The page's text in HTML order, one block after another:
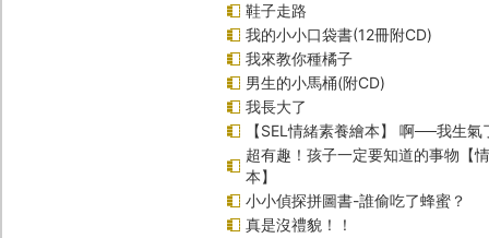
鞋子走路
我的小小口袋書(12冊附CD)
我來教你種橘子
男生的小馬桶(附CD)
我長大了
【SEL情緒素養繪本】 啊──我生氣
超有趣！孩子一定要知道的事物【
本】
小小偵探拼圖書-誰偷吃了蜂蜜？
真是沒禮貌！！